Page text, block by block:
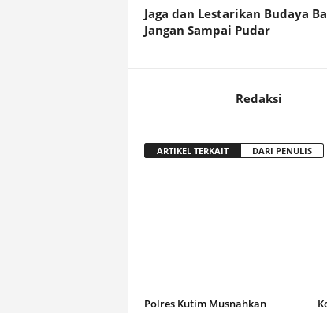
Jaga dan Lestarikan Budaya
Jangan Sampai Pudar
Redaksi
ARTIKEL TERKAIT DARI PENULIS
Polres Kutim Musnahkan